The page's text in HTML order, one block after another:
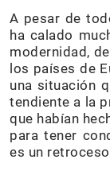
A pesar de
ha calado
modernidad,
los países de
una situación
tendiente a la
que habían
para tener
es un